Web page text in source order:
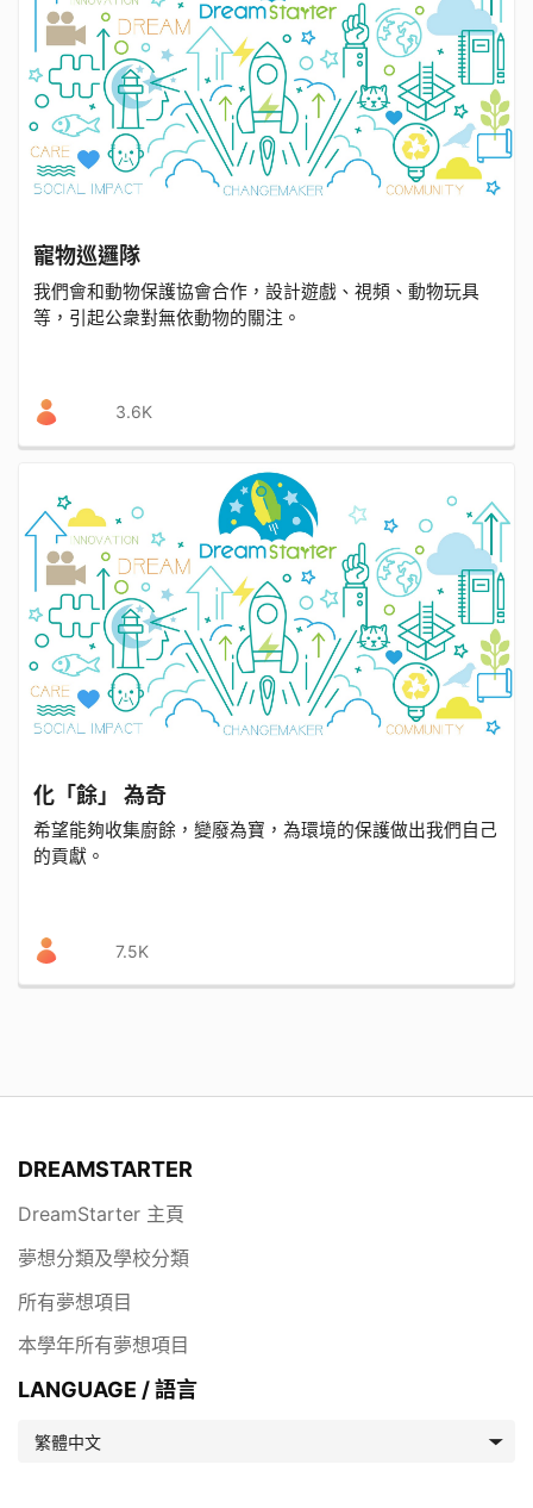
寵物巡邏隊
我們會和動物保護協會合作，設計遊戲、視頻、動物玩具
等，引起公衆對無依動物的關注。
3.6K
化「餘」 為奇
希望能夠收集廚餘，變廢為寶，為環境的保護做出我們自己
的貢獻。
7.5K
DREAMSTARTER
DreamStarter 主頁
夢想分類及學校分類
所有夢想項目
本學年所有夢想項目
LANGUAGE / 語言